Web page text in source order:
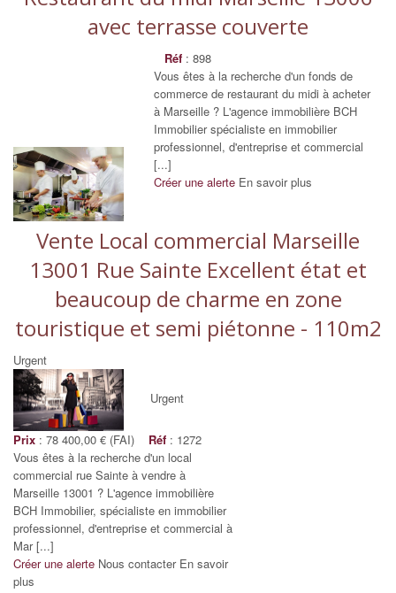
avec terrasse couverte
Réf : 898
Vous êtes à la recherche d'un fonds de
commerce de restaurant du midi à acheter
à Marseille ? L'agence immobilière BCH
Immobilier spécialiste en immobilier
professionnel, d'entreprise et commercial
[...]
Créer une alerte En savoir plus
Vente Local commercial Marseille
13001 Rue Sainte Excellent état et
beaucoup de charme en zone
touristique et semi piétonne - 110m2
Urgent
Urgent
Prix : 78 400,00 € (FAI) Réf : 1272
Vous êtes à la recherche d'un local
commercial rue Sainte à vendre à
Marseille 13001 ? L'agence immobilière
BCH Immobilier, spécialiste en immobilier
professionnel, d'entreprise et commercial à
Mar [...]
Créer une alerte Nous contacter En savoir
plus